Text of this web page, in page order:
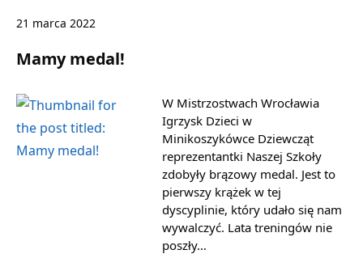
21 marca 2022
Mamy medal!
W Mistrzostwach Wrocławia
Igrzysk Dzieci w
Minikoszykówce Dziewcząt
reprezentantki Naszej Szkoły
zdobyły brązowy medal. Jest to
pierwszy krążek w tej
dyscyplinie, który udało się nam
wywalczyć. Lata treningów nie
poszły…